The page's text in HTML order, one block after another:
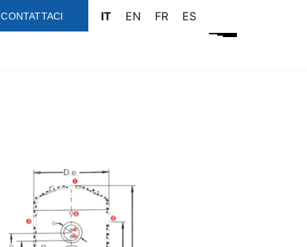
CONTATTACI IT EN FR ES